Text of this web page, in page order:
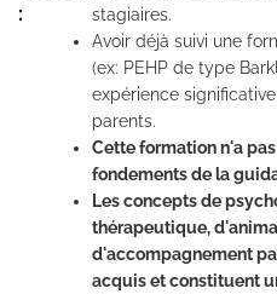
:
stagiaires.
Avoir déjà suivi une
(ex: PEHP de type
expérience
parents.
Cette formation n'a
fondements de la
Les concepts de
thérapeutique,
d'accompagnement
acquis et constituent